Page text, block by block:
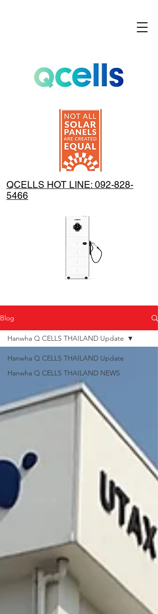
QCELLS HOT LINE: 092-828-
5466
Blog
Hanwha Q CELLS THAILAND Update
Hanwha Q CELLS THAILAND NEWS
Hanwha Q CELLS THAILAND Update